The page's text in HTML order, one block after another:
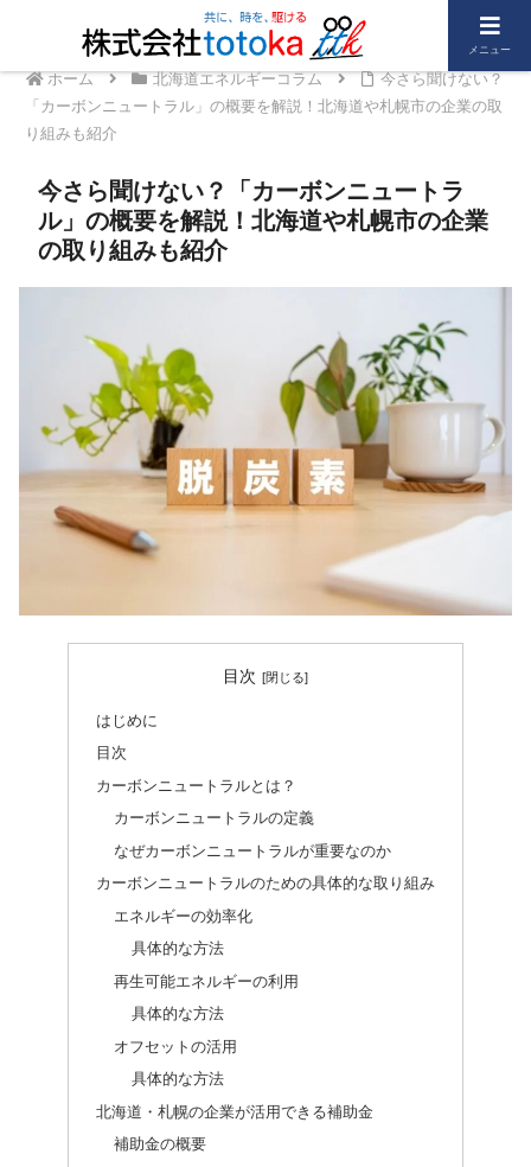
ホーム 北海道エネルギーコラム
今さら聞けない？
「カーボンニュートラル」の概要を解説！北海道や札幌市の企業の取
り組みも紹介
今さら聞けない？「カーボンニュートラ
ル」の概要を解説！北海道や札幌市の企業
の取り組みも紹介
目次
はじめに
目次
カーボンニュートラルとは？
カーボンニュートラルの定義
なぜカーボンニュートラルが重要なのか
カーボンニュートラルのための具体的な取り組み
エネルギーの効率化
具体的な方法
再生可能エネルギーの利用
具体的な方法
オフセットの活用
具体的な方法
北海道・札幌の企業が活用できる補助金
補助金の概要
メニュー